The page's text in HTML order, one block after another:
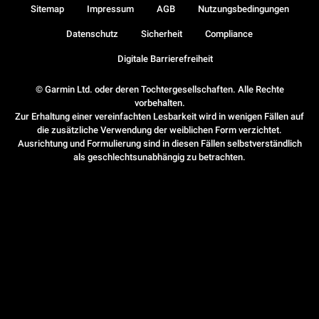
© Garmin Ltd. oder deren Tochtergesellschaften. Alle Rechte
vorbehalten.
Zur Erhaltung einer vereinfachten Lesbarkeit wird in wenigen Fällen auf
die zusätzliche Verwendung der weiblichen Form verzichtet.
Ausrichtung und Formulierung sind in diesen Fällen selbstverständlich
als geschlechtsunabhängig zu betrachten.
Sitemap Impressum AGB Nutzungsbedingungen
Datenschutz Sicherheit Compliance
Digitale Barrierefreiheit